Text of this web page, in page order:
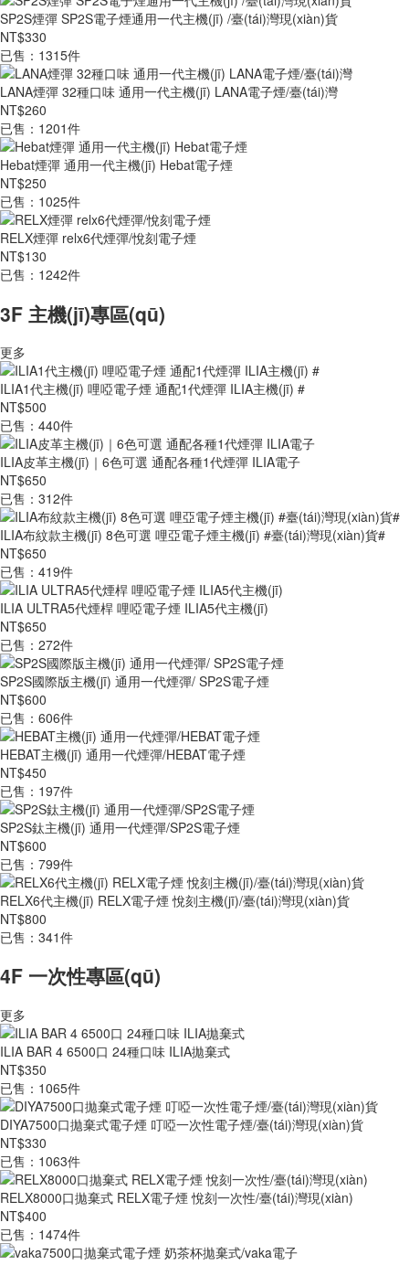
SP2S煙彈 SP2S電子煙通用一代主機(jī) /臺(tái)灣現(xiàn)貨
NT$330
已售：1315件
LANA煙彈 32種口味 通用一代主機(jī) LANA電子煙/臺(tái)灣
NT$260
已售：1201件
Hebat煙彈 通用一代主機(jī) Hebat電子煙
NT$250
已售：1025件
RELX煙彈 relx6代煙彈/悅刻電子煙
NT$130
已售：1242件
3F 主機(jī)專區(qū)
更多
ILIA1代主機(jī) 哩啞電子煙 通配1代煙彈 ILIA主機(jī) #
NT$500
已售：440件
ILIA皮革主機(jī)｜6色可選 通配各種1代煙彈 ILIA電子
NT$650
已售：312件
ILIA布紋款主機(jī) 8色可選 哩亞電子煙主機(jī) #臺(tái)灣現(xiàn)貨#
NT$650
已售：419件
ILIA ULTRA5代煙桿 哩啞電子煙 ILIA5代主機(jī)
NT$650
已售：272件
SP2S國際版主機(jī) 通用一代煙彈/ SP2S電子煙
NT$600
已售：606件
HEBAT主機(jī) 通用一代煙彈/HEBAT電子煙
NT$450
已售：197件
SP2S鈦主機(jī) 通用一代煙彈/SP2S電子煙
NT$600
已售：799件
RELX6代主機(jī) RELX電子煙 悅刻主機(jī)/臺(tái)灣現(xiàn)貨
NT$800
已售：341件
4F 一次性專區(qū)
更多
ILIA BAR 4 6500口 24種口味 ILIA拋棄式
NT$350
已售：1065件
DIYA7500口拋棄式電子煙 叮啞一次性電子煙/臺(tái)灣現(xiàn)貨
NT$330
已售：1063件
RELX8000口拋棄式 RELX電子煙 悅刻一次性/臺(tái)灣現(xiàn)
NT$400
已售：1474件